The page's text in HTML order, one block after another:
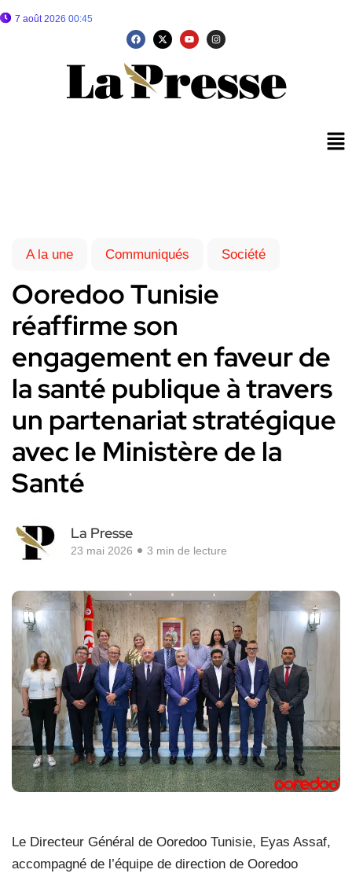
7 août 2026 00:45
A la une Communiqués Société
Ooredoo Tunisie
réaffirme son
engagement en faveur de
la santé publique à travers
un partenariat stratégique
avec le Ministère de la
Santé
La Presse
23 mai 2026 3 min de lecture
Le Directeur Général de Ooredoo Tunisie, Eyas Assaf,
accompagné de l’équipe de direction de Ooredoo